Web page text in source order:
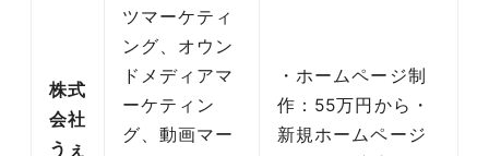
株式
会社
うぇ
ツマーケティ
ング、オウン
ドメディアマ
ーケティン
グ、動画マー
・ホームページ制
作：55万円から・
新規ホームページ